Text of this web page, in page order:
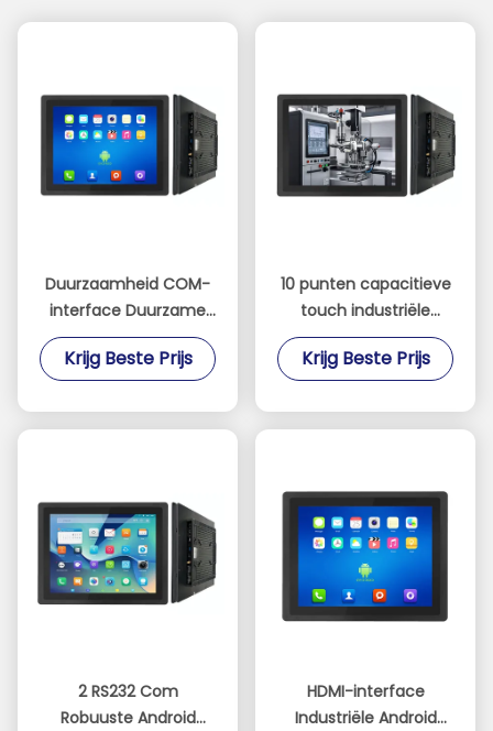
Duurzaamheid COM-
interface Duurzame
industriële tablet met
RK3568-processor
Krijg Beste Prijs
10 punten capacitieve
touch industriële
Android tablet
uitgerust met RK3568
optionele RS485
Krijg Beste Prijs
2 RS232 Com
Robuuste Android
HDMI-interface
Industriële Android